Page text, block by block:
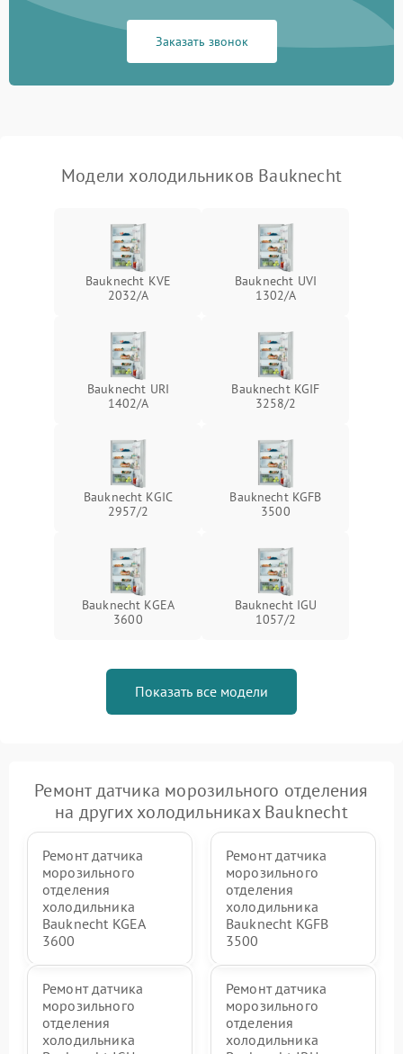
Сбой в работе инвертора
работе
2000 ₽ Подробнее →
Заказать звонок
Модели холодильников Bauknecht
Bauknecht KVE
2032/A
Bauknecht UVI
1302/A
Bauknecht URI
1402/A
Bauknecht KGIF
3258/2
Bauknecht KGIC
2957/2
Bauknecht KGFB
3500
Bauknecht KGEA
3600
Bauknecht IGU
1057/2
Показать все модели
Ремонт датчика морозильного отделения
на других холодильниках Bauknecht
Ремонт датчика
морозильного
отделения
холодильника
Bauknecht KGEA
3600
Ремонт датчика
морозильного
отделения
холодильника
Bauknecht KGFB
3500
Ремонт датчика
морозильного
отделения
холодильника
Ремонт датчика
морозильного
отделения
холодильника